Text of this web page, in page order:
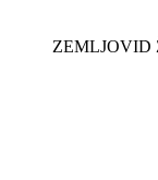
ZEMLJOVID